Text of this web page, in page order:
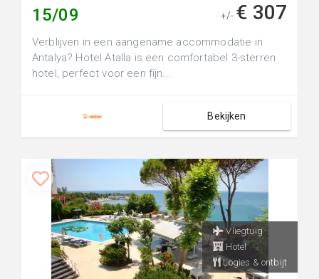
15/09 +/- € 307
Verblijven in een aangename accommodatie in
Antalya? Hotel Atalla is een comfortabel 3-sterren
hotel, perfect voor een fijn...
Bekijken
Vliegtuig
Hotel
Logies & ontbijt